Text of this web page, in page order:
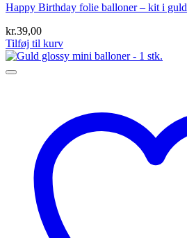
Happy Birthday folie balloner – kit i guld
kr.39,00
Tilføj til kurv